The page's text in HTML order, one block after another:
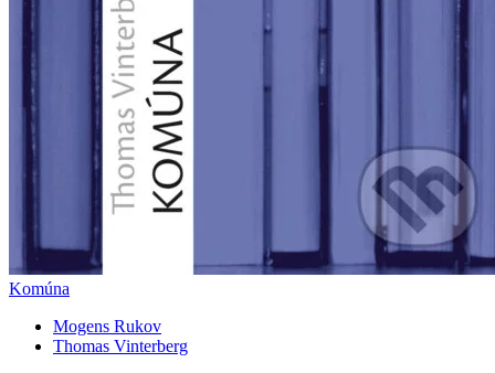
Komúna
Mogens Rukov
Thomas Vinterberg